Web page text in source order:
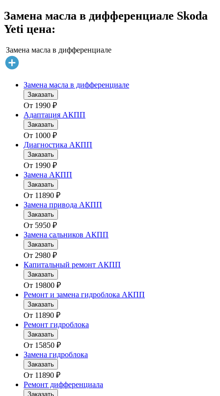
Замена масла в дифференциале Skoda
Yeti цена:
Замена масла в дифференциале
Замена масла в дифференциале
Заказать
От 1990 ₽
Адаптация АКПП
Заказать
От 1000 ₽
Диагностика АКПП
Заказать
От 1990 ₽
Замена АКПП
Заказать
От 11890 ₽
Замена привода АКПП
Заказать
От 5950 ₽
Замена сальников АКПП
Заказать
От 2980 ₽
Капитальный ремонт АКПП
Заказать
От 19800 ₽
Ремонт и замена гидроблока АКПП
Заказать
От 11890 ₽
Ремонт гидроблока
Заказать
От 15850 ₽
Замена гидроблока
Заказать
От 11890 ₽
Ремонт дифференциала
Заказать